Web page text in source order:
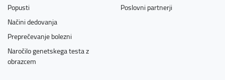
Popusti
Načini dedovanja
Preprečevanje bolezni
Naročilo genetskega testa z
obrazcem
Poslovni partnerji